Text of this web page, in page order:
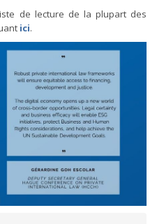
de lecture de la plupart des
ici.